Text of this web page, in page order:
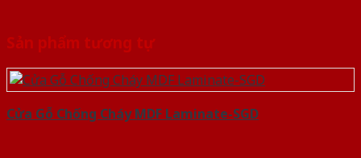
Sản phẩm tương tự
Cửa Gỗ Chống Cháy MDF Laminate-SGD